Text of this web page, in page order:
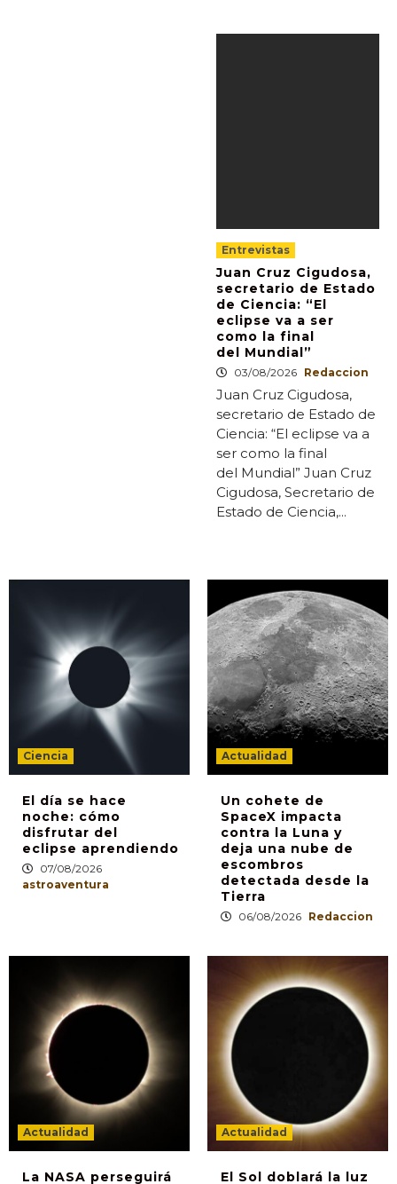
Entrevistas
Juan Cruz Cigudosa,
secretario de Estado
de Ciencia: “El
eclipse va a ser
como la final
del Mundial”
03/08/2026 Redaccion
Juan Cruz Cigudosa,
secretario de Estado de
Ciencia: “El eclipse va a
ser como la final
del Mundial” Juan Cruz
Cigudosa, Secretario de
Estado de Ciencia,...
Ciencia
El día se hace
noche: cómo
disfrutar del
eclipse aprendiendo
07/08/2026
astroaventura
Actualidad
Un cohete de
SpaceX impacta
contra la Luna y
deja una nube de
escombros
detectada desde la
Tierra
06/08/2026 Redaccion
Actualidad
La NASA perseguirá
Actualidad
El Sol doblará la luz